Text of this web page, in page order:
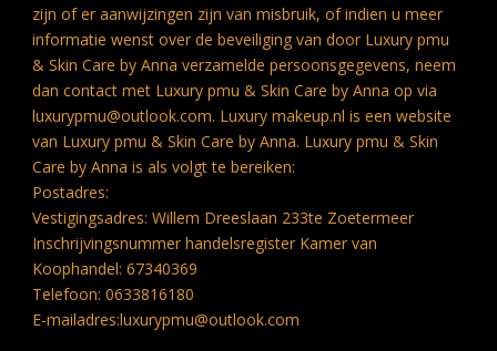
zijn of er aanwijzingen zijn van misbruik, of indien u meer
informatie wenst over de beveiliging van door Luxury pmu
& Skin Care by Anna verzamelde persoonsgegevens, neem
dan contact met Luxury pmu & Skin Care by Anna op via
luxurypmu@outlook.com. Luxury makeup.nl is een website
van Luxury pmu & Skin Care by Anna. Luxury pmu & Skin
Care by Anna is als volgt te bereiken:
Postadres:
Vestigingsadres: Willem Dreeslaan 233te Zoetermeer
Inschrijvingsnummer handelsregister Kamer van
Koophandel: 67340369
Telefoon: 0633816180
E-mailadres:luxurypmu@outlook.com